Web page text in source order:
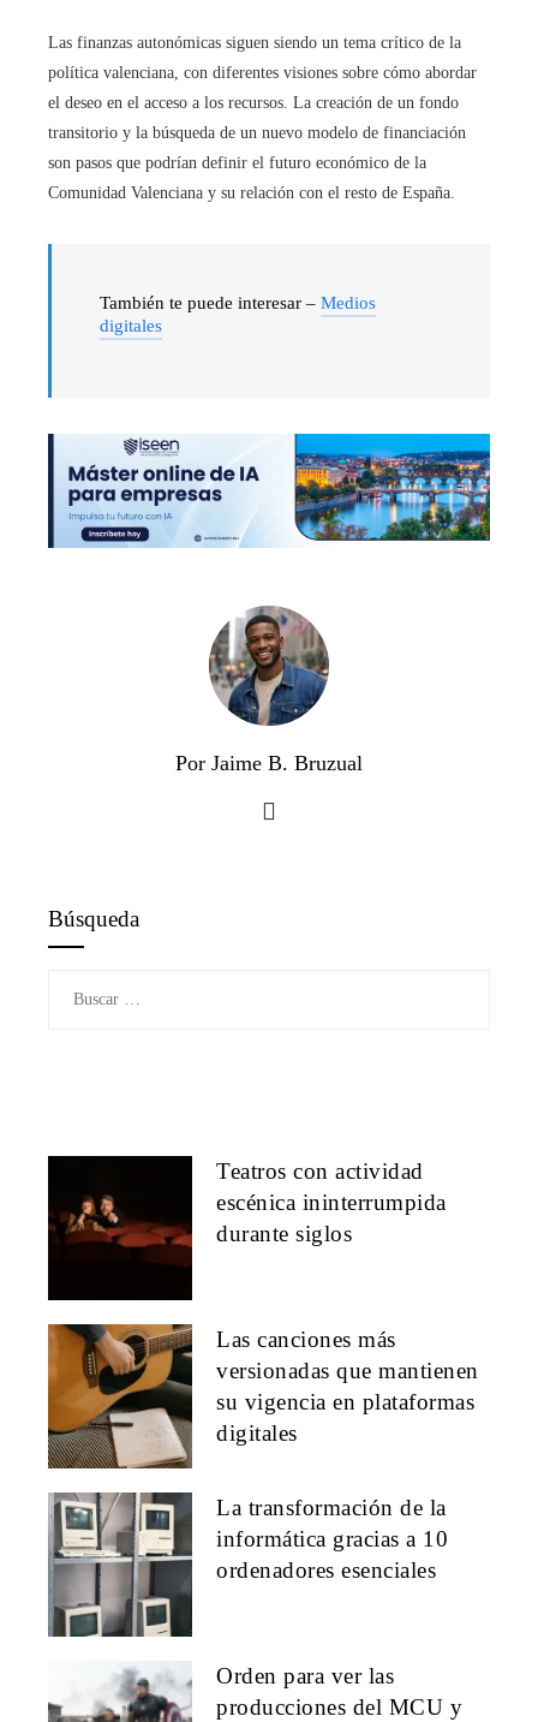
Las finanzas autonómicas siguen siendo un tema crítico de la
política valenciana, con diferentes visiones sobre cómo abordar
el deseo en el acceso a los recursos. La creación de un fondo
transitorio y la búsqueda de un nuevo modelo de financiación
son pasos que podrían definir el futuro económico de la
Comunidad Valenciana y su relación con el resto de España.
También te puede interesar – Medios
digitales
Por Jaime B. Bruzual
Búsqueda
Teatros con actividad
escénica ininterrumpida
durante siglos
Las canciones más
versionadas que mantienen
su vigencia en plataformas
digitales
La transformación de la
informática gracias a 10
ordenadores esenciales
Orden para ver las
producciones del MCU y